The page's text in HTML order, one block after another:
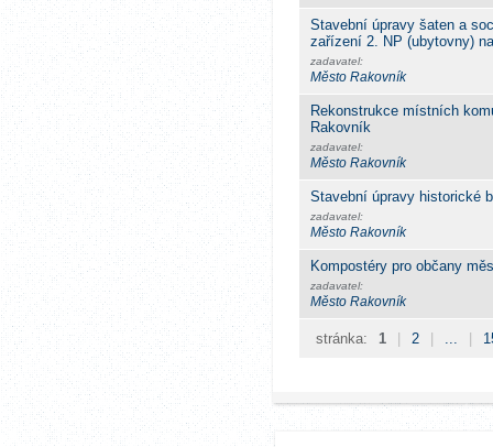
Stavební úpravy šaten a
zařízení 2. NP (ubytovny)
zadavatel:
Město Rakovník
Rekonstrukce místních
Rakovník
zadavatel:
Město Rakovník
Stavební úpravy historické
zadavatel:
Město Rakovník
Kompostéry pro občany
zadavatel:
Město Rakovník
stránka: 1 2 ...